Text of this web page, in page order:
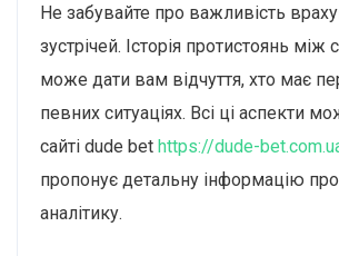
Не забувайте про важливість
зустрічей. Історія протистоянь
може дати вам відчуття, хто має
певних ситуаціях. Всі ці аспекти
сайті dude bet https://dude-
пропонує детальну інформацію про
аналітику.